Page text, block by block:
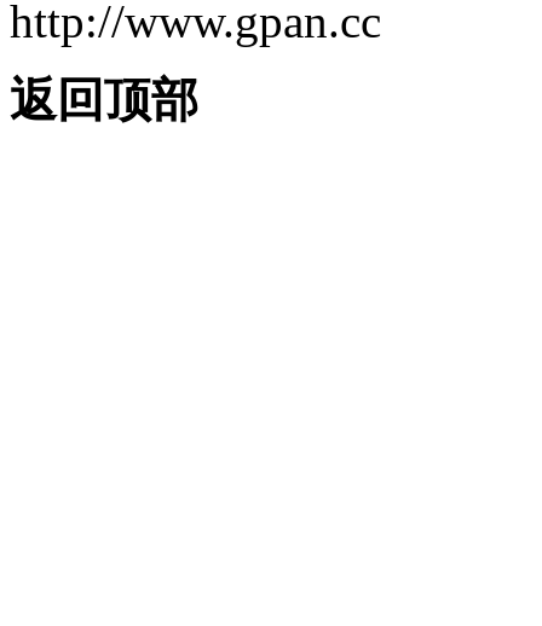
http://www.gpan.cc
返回顶部